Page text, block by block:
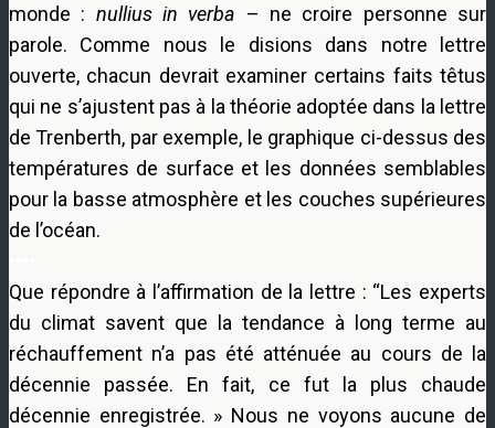
monde : nullius in verba – ne croire personne sur
parole. Comme nous le disions dans notre lettre
ouverte, chacun devrait examiner certains faits têtus
qui ne s’ajustent pas à la théorie adoptée dans la lettre
de Trenberth, par exemple, le graphique ci-dessus des
températures de surface et les données semblables
pour la basse atmosphère et les couches supérieures
de l’océan.
Que répondre à l’affirmation de la lettre : “Les experts
du climat savent que la tendance à long terme au
réchauffement n’a pas été atténuée au cours de la
décennie passée. En fait, ce fut la plus chaude
décennie enregistrée. » Nous ne voyons aucune de